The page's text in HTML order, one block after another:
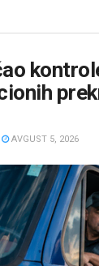
AVGUST 5, 2026